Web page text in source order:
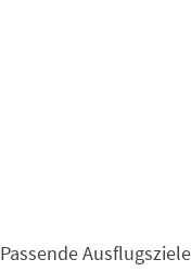
Passende Ausflugsziele